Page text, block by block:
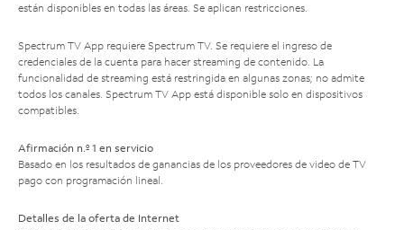
están disponibles en todas las áreas. Se aplican restricciones.
Spectrum TV App requiere Spectrum TV. Se requiere el ingreso de
credenciales de la cuenta para hacer streaming de contenido. La
funcionalidad de streaming está restringida en algunas zonas; no admite
todos los canales. Spectrum TV App está disponible solo en dispositivos
compatibles.
Afirmación n.º 1 en servicio
Basado en los resultados de ganancias de los proveedores de video de TV
pago con programación lineal.
Detalles de la oferta de Internet